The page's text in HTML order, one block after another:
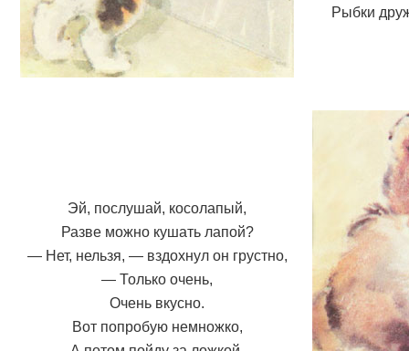
Рыбки
Эй, послушай, косолапый,
Разве можно кушать лапой?
— Нет, нельзя, — вздохнул он грустно,
— Только очень,
Очень вкусно.
Вот попробую немножко,